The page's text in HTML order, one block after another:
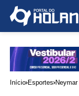
Início Esportes